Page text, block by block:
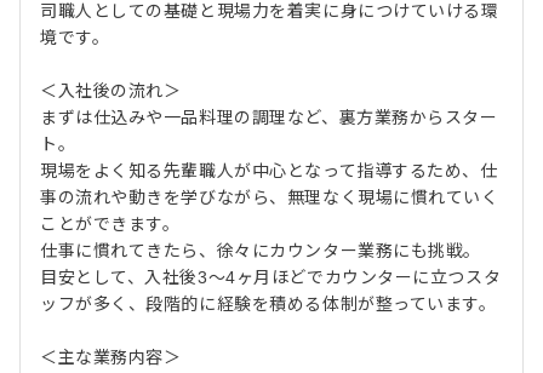
司職人としての基礎と現場力を着実に身につけていける環
境です。
＜入社後の流れ＞
まずは仕込みや一品料理の調理など、裏方業務からスター
ト。
現場をよく知る先輩職人が中心となって指導するため、仕
事の流れや動きを学びながら、無理なく現場に慣れていく
ことができます。
仕事に慣れてきたら、徐々にカウンター業務にも挑戦。
目安として、入社後3～4ヶ月ほどでカウンターに立つスタ
ッフが多く、段階的に経験を積める体制が整っています。
＜主な業務内容＞